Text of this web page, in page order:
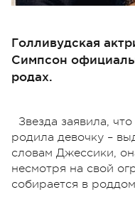
Голливудская
Симпсон
родах.
Звезда заявила,
родила девочку –
словам Джессики,
несмотря на свой
собирается в